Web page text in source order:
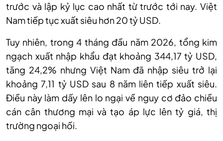
trước và lập kỷ lục cao nhất từ trước tới nay. Việt
Nam tiếp tục xuất siêu hơn 20 tỷ USD.
Tuy nhiên, trong 4 tháng đầu năm 2026, tổng kim
ngạch xuất nhập khẩu đạt khoảng 344,17 tỷ USD,
tăng 24,2% nhưng Việt Nam đã nhập siêu trở lại
khoảng 7,11 tỷ USD sau 8 năm liên tiếp xuất siêu.
Điều này làm dấy lên lo ngại về nguy cơ đảo chiều
cán cân thương mại và tạo áp lực lên tỷ giá, thị
trường ngoại hối.